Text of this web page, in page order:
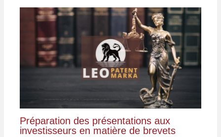
Préparation des présentations aux
investisseurs en matière de brevets